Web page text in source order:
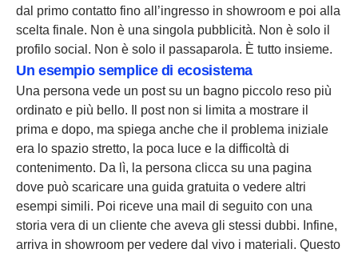
dal primo contatto fino all’ingresso in showroom e poi alla
scelta finale. Non è una singola pubblicità. Non è solo il
profilo social. Non è solo il passaparola. È tutto insieme.
Un esempio semplice di ecosistema
Una persona vede un post su un bagno piccolo reso più
ordinato e più bello. Il post non si limita a mostrare il
prima e dopo, ma spiega anche che il problema iniziale
era lo spazio stretto, la poca luce e la difficoltà di
contenimento. Da lì, la persona clicca su una pagina
dove può scaricare una guida gratuita o vedere altri
esempi simili. Poi riceve una mail di seguito con una
storia vera di un cliente che aveva gli stessi dubbi. Infine,
arriva in showroom per vedere dal vivo i materiali. Questo